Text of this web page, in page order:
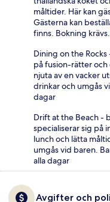
måltider. Här kan
Gästerna kan
finns. Bokning
Dining on the
på fusion-rätter och
njuta av en vacker
drinkar och umgås
dagar
Drift at the Beach -
specialiserar sig på
lunch och lätta
umgås vid baren.
alla dagar
Avgifter och